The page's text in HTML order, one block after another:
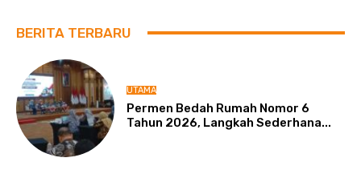
BERITA TERBARU
UTAMA
Permen Bedah Rumah Nomor 6
Tahun 2026, Langkah Sederhana...